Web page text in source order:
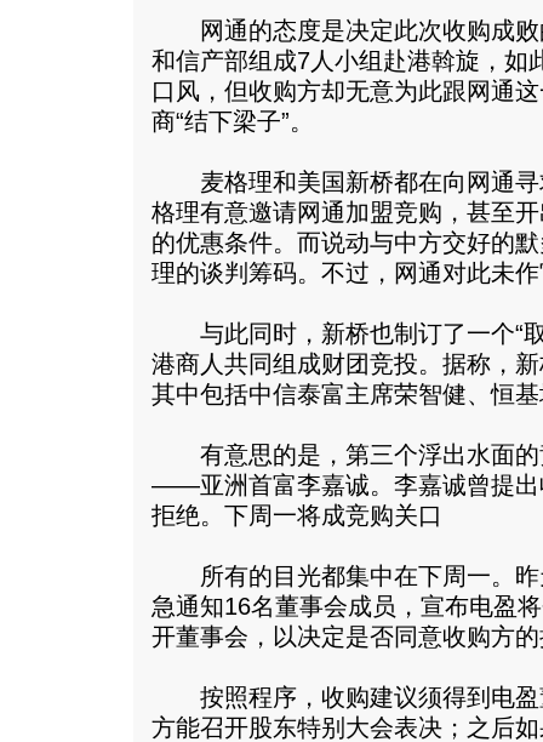
网通的态度是决定此次收购成败
和信产部组成7人小组赴港斡旋，如
口风，但收购方却无意为此跟网通
商“结下梁子”。
麦格理和美国新桥都在向网通寻
格理有意邀请网通加盟竞购，甚至
的优惠条件。而说动与中方交好的
理的谈判筹码。不过，网通对此未
与此同时，新桥也制订了一个“
港商人共同组成财团竞投。据称，
其中包括中信泰富主席荣智健、恒
有意思的是，第三个浮出水面的
——亚洲首富李嘉诚。李嘉诚曾提出
拒绝。下周一将成竞购关口
所有的目光都集中在下周一。昨
急通知16名董事会成员，宣布电盈
开董事会，以决定是否同意收购方
按照程序，收购建议须得到电盈
方能召开股东特别大会表决；之后